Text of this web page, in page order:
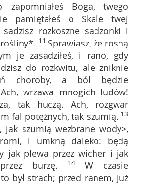
zapomniałeś Boga, twego
pamiętałeś o Skale twej
rozkoszne sadzonki i
11 Sprawiasz, że rosną
je zasadziłeś, i rano, gdy
do rozkwitu, ale zniknie
choroby, a ból będzie
Ach, wrzawa mnogich ludów!
tak huczą. Ach, rozgwar
fal potężnych, tak szumią. 13
jak szumią wezbrane wody>,
i umkną daleko: będą
jak plewa przez wicher i jak
burzę. 14W czasie
był strach; przed ranem, już